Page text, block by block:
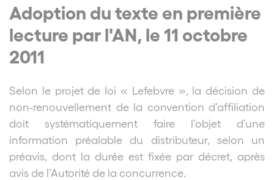
Adoption du texte en première
lecture par l'AN, le 11 octobre
2011
Selon le projet de loi « Lefebvre », la décision de
non-renouvellement de la convention d’affiliation
doit systématiquement faire l’objet d’une
information préalable du distributeur, selon un
préavis, dont la durée est fixée par décret, après
avis de l’Autorité de la concurrence.